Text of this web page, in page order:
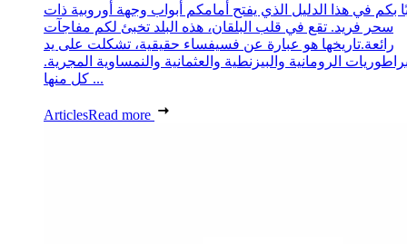
بكم في هذا الدليل الذي يفتح أمامكم أبواب وجهة أوروبية ذات
سحر فريد. تقع في قلب البلقان، هذه البلد تخبئ لكم مفاجآت
رائعة.تاريخها هو عبارة عن فسيفساء حقيقية، تشكلت على يد
الرومانية والبيزنطية والعثمانية والنمساوية المجرية.
كل منها ...
ArticlesRead more